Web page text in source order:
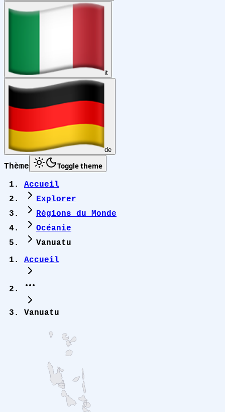
it
de
Thème Toggle theme
Accueil
Explorer
Régions du Monde
Océanie
Vanuatu
Accueil
Vanuatu